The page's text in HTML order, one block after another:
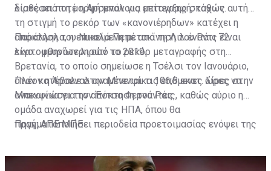
λίρες υπό τη μορφή μπόνους επίτευξης στόχων.
διαθέσει ποτέ η Άρσεναλ για μεταγραφή, καθώς αυτή
τη στιγμή το ρεκόρ των «κανονιέρηδων» κατέχει η
απόκτηση του Νικολά Πεπέ από τη Λιλ έναντι 72
εκατομμυρίων λιρών το 2019.
Παράλληλα, η επικείμενη μετακίνηση του Ράις είναι
λίγο... φθηνότερη από το ρεκόρ μεταγραφής στη
Βρετανία, το οποίο σημείωσε η Τσέλσι τον Ιανουάριο,
όταν κατέβαλε στην Μπενφίκα 106,8 εκατ. λίρες στην
Μπενφίκα για τον Έντσο Φερνάντες.
Πλέον η Άρσεναλ αναμένεται τις επόμενες ώρες να
ανακοινώσει την απόκτηση του Ράις, καθώς αύριο η
ομάδα αναχωρεί για τις ΗΠΑ, όπου θα
πραγματοποιήσει περιοδεία προετοιμασίας ενόψει της
Πηγή: ΑΠΕ ΜΠΕ